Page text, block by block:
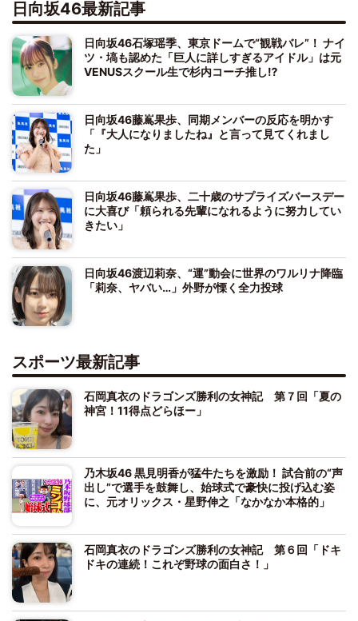
日向坂46最新記事
日向坂46石塚瑶季、東京ドームで“観戦バレ”！ ナイ
ツ・塙も認めた「巨人に詳しすぎるアイドル」は元
VENUSスクール生で杉内コーチ推し⁉
日向坂46藤嶌果歩、同期メンバーの反応を明かす
「『大人になりましたね』と言って見てくれまし
た」
日向坂46藤嶌果歩、二十歳のサプライズバースデー
に大喜び「頼られる先輩になれるように努力してい
きたい」
日向坂46渡辺莉奈、“運”動会に世界のワルリナ降臨
「莉奈、ヤバい…」外野が慄く全力投球
スポーツ最新記事
石岡真衣のドラゴンズ勝利の女神記 第７回「夏の
神宮！11得点どらほー」
乃木坂46 黒見明香が猛牛たちを激励！ 試合前の“声
出し”で選手を鼓舞し、始球式で豪快に投げ込む姿
に、元オリックス・星野伸之「なかなか本格的」
石岡真衣のドラゴンズ勝利の女神記 第６回「ドキ
ドキの連続！これぞ野球の面白さ！」